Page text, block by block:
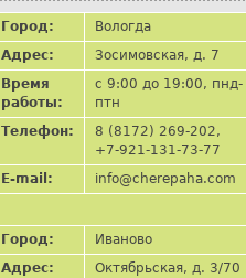
Город:
Вологда
Адрес:
Зосимовская, д. 7
Время
работы:
с 9:00 до 19:00, пнд-
птн
Телефон:
8 (8172) 269-202,
+7-921-131-73-77
E-mail:
info@cherepaha.com
Город:
Иваново
Адрес:
Октябрьская, д. 3/70